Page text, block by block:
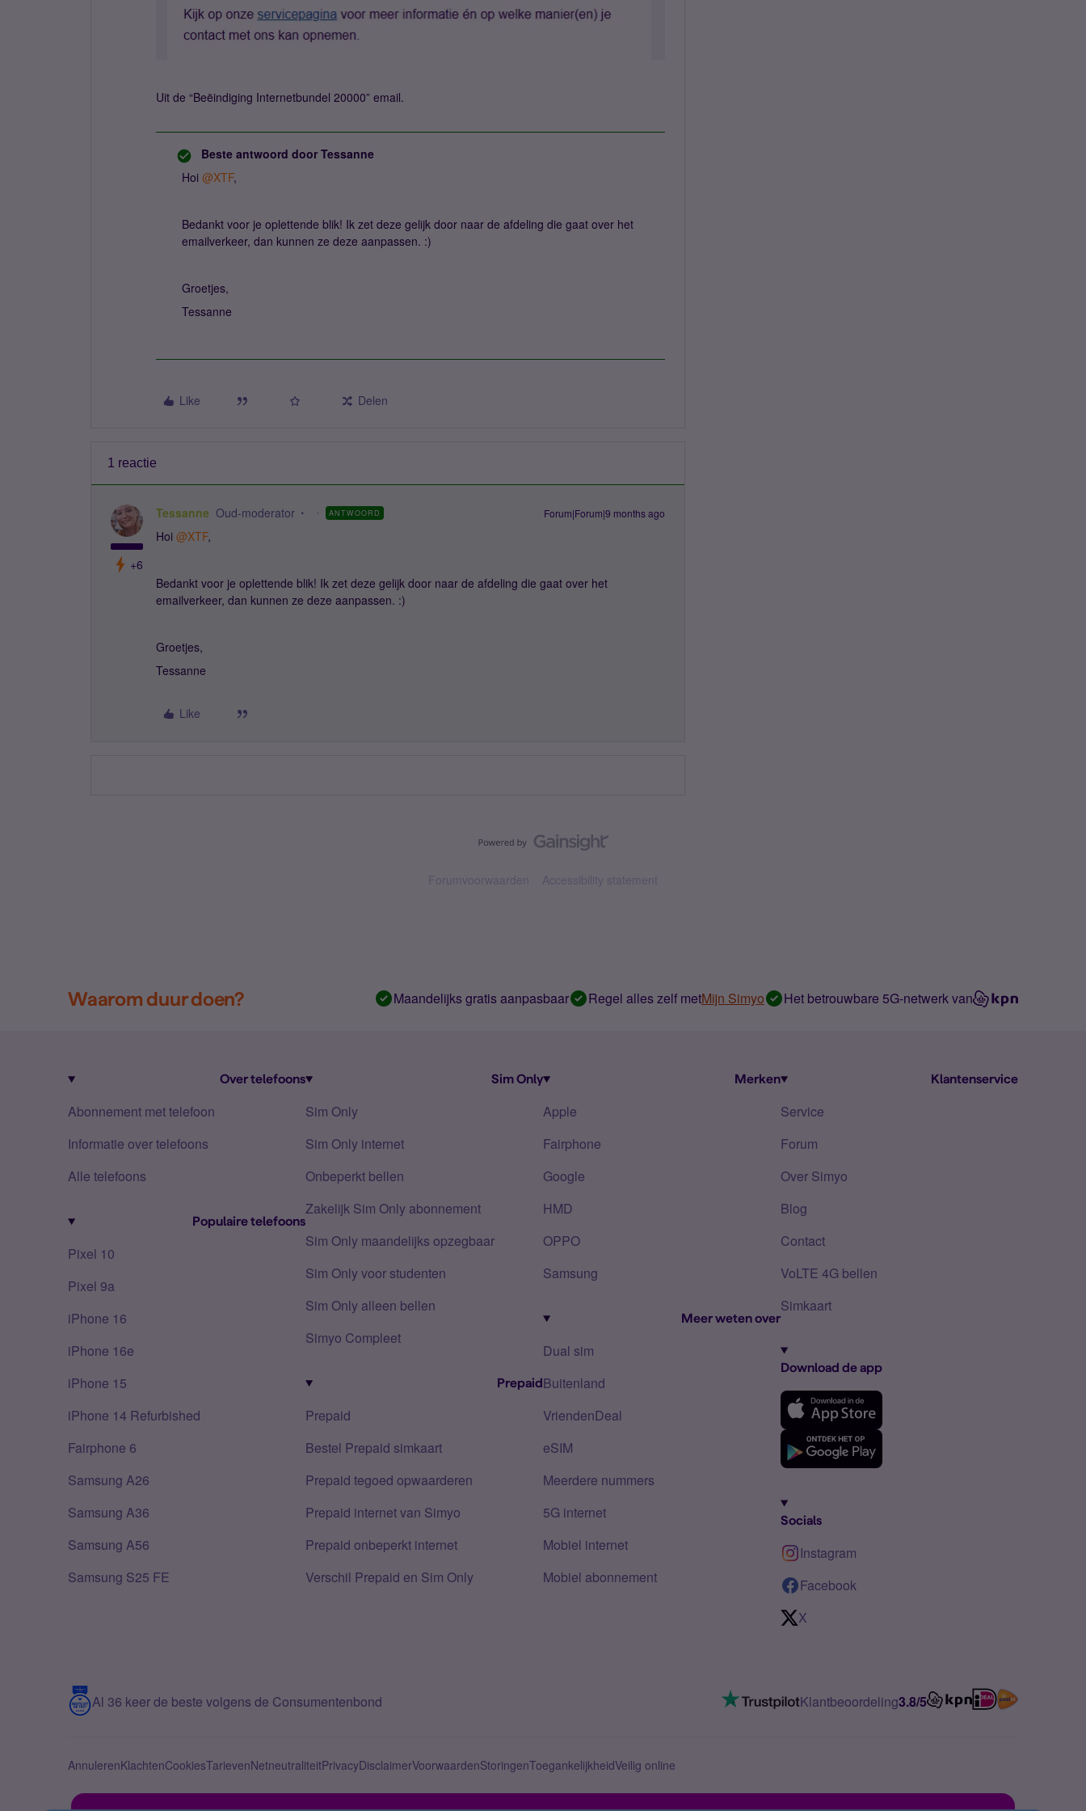
Uit de “Beëindiging Internetbundel 20000” email.
Beste antwoord door Tessanne
Hoi ​ @XTF,
Bedankt voor je oplettende blik! Ik zet deze gelijk door naar de afdeling die gaat over het
emailverkeer, dan kunnen ze deze aanpassen. :)
Groetjes,
Tessanne
Like Delen
1 reactie
+6
Tessanne Oud-moderator ANTWOORD Forum|Forum|9 months ago
Hoi ​ @XTF,
Bedankt voor je oplettende blik! Ik zet deze gelijk door naar de afdeling die gaat over het
emailverkeer, dan kunnen ze deze aanpassen. :)
Groetjes,
Tessanne
Like
Forumvoorwaarden Accessibility statement
Waarom duur doen? Maandelijks gratis aanpasbaar Regel alles zelf metMijn Simyo Het betrouwbare 5G-netwerk van
Over telefoons
Abonnement met telefoon
Informatie over telefoons
Alle telefoons
Populaire telefoons
Pixel 10
Pixel 9a
iPhone 16
iPhone 16e
iPhone 15
iPhone 14 Refurbished
Fairphone 6
Samsung A26
Samsung A36
Samsung A56
Samsung S25 FE
Sim Only
Sim Only
Sim Only internet
Onbeperkt bellen
Zakelijk Sim Only abonnement
Sim Only maandelijks opzegbaar
Sim Only voor studenten
Sim Only alleen bellen
Simyo Compleet
Prepaid
Prepaid
Bestel Prepaid simkaart
Prepaid tegoed opwaarderen
Prepaid internet van Simyo
Prepaid onbeperkt internet
Verschil Prepaid en Sim Only
Merken
Apple
Fairphone
Google
HMD
OPPO
Samsung
Meer weten over
Dual sim
Buitenland
VriendenDeal
eSIM
Meerdere nummers
5G internet
Mobiel internet
Mobiel abonnement
Klantenservice
Service
Forum
Over Simyo
Blog
Contact
VoLTE 4G bellen
Simkaart
Download de app
Socials
Instagram
Facebook
X
Al 36 keer de beste volgens de Consumentenbond Klantbeoordeling3.8/5
AnnulerenKlachtenCookiesTarievenNetneutraliteitPrivacyDisclaimerVoorwaardenStoringenToegankelijkheidVeilig online